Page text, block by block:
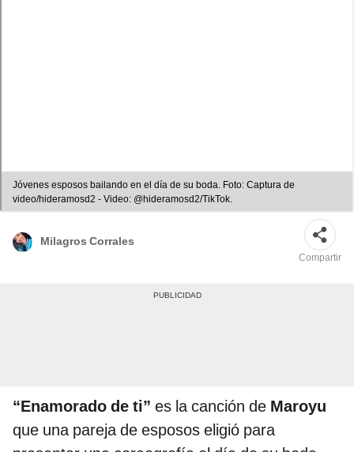
Jóvenes esposos bailando en el día de su boda. Foto: Captura de
video/hideramosd2 - Video: @hideramosd2/TikTok.
Milagros Corrales
Compartir
“Enamorado de ti” es la canción de Maroyu
que una pareja de esposos eligió para